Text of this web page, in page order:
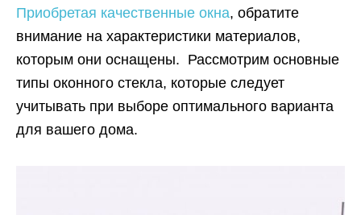
Приобретая качественные окна, обратите
внимание на характеристики материалов,
которым они оснащены. Рассмотрим основные
типы оконного стекла, которые следует
учитывать при выборе оптимального варианта
для вашего дома.